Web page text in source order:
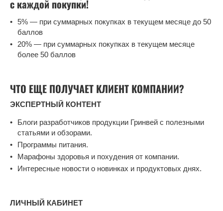
с каждой покупки!
5% — при суммарных покупках в текущем месяце до 50
баллов
20% — при суммарных покупках в текущем месяце
более 50 баллов
ЧТО ЕЩЕ ПОЛУЧАЕТ КЛИЕНТ КОМПАНИИ?
ЭКСПЕРТНЫЙ КОНТЕНТ
Блоги разработчиков продукции Гринвей с полезными
статьями и обзорами.
Программы питания.
Марафоны здоровья и похудения от компании.
Интересные новости о новинках и продуктовых днях.
ЛИЧНЫЙ КАБИНЕТ